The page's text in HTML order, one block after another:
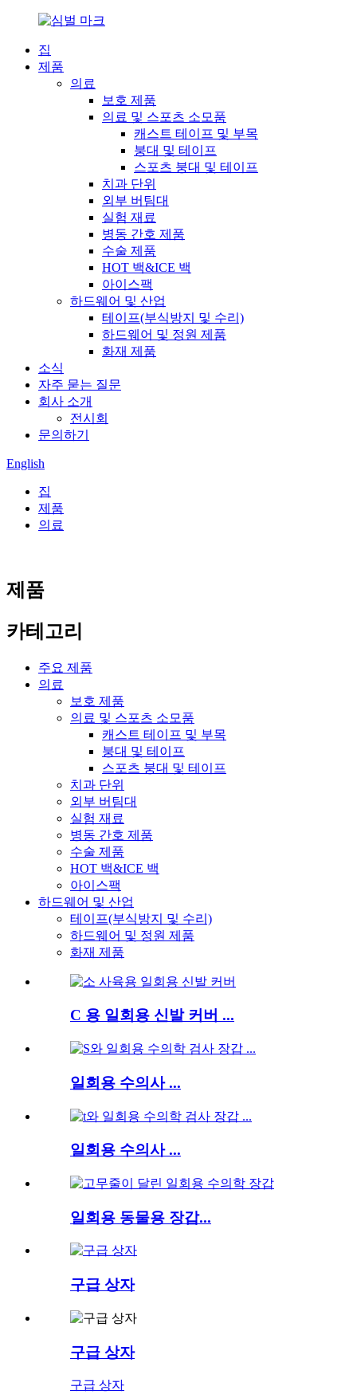
집
제품
의료
보호 제품
의료 및 스포츠 소모품
캐스트 테이프 및 부목
붕대 및 테이프
스포츠 붕대 및 테이프
치과 단위
외부 버팀대
실험 재료
병동 간호 제품
수술 제품
HOT 백&ICE 백
아이스팩
하드웨어 및 산업
테이프(부식방지 및 수리)
하드웨어 및 정원 제품
화재 제품
소식
자주 묻는 질문
회사 소개
전시회
문의하기
English
집
제품
의료
제품
카테고리
주요 제품
의료
보호 제품
의료 및 스포츠 소모품
캐스트 테이프 및 부목
붕대 및 테이프
스포츠 붕대 및 테이프
치과 단위
외부 버팀대
실험 재료
병동 간호 제품
수술 제품
HOT 백&ICE 백
아이스팩
하드웨어 및 산업
테이프(부식방지 및 수리)
하드웨어 및 정원 제품
화재 제품
C 용 일회용 신발 커버 ...
일회용 수의사 ...
일회용 수의사 ...
일회용 동물용 장갑...
구급 상자
구급 상자
구급 상자